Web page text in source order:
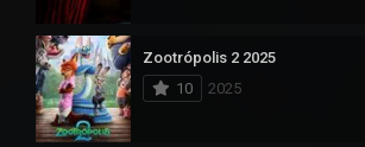
Zootrópolis 2 2025
10
2025